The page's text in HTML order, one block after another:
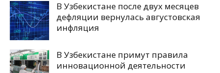
В Узбекистане после двух месяцев
дефляции вернулась августовская
инфляция
В Узбекистане примут правила
инновационной деятельности